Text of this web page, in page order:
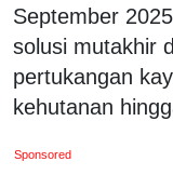
September
solusi mutakhir
pertukangan
kehutanan
Sponsored